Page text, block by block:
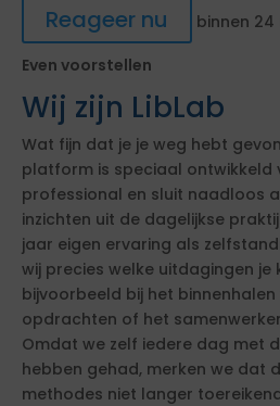
Reageer nu
binnen
Even voorstellen
Wij zijn LibLab
Wat fijn dat je je weg hebt
platform is speciaal ontwikkeld
professional en sluit naadloos
inzichten uit de dagelijkse
jaar eigen ervaring als
wij precies welke uitdagingen je
bijvoorbeeld bij het binnenhalen
opdrachten of het
Omdat we zelf iedere dag met
hebben gehad, merken we dat
methodes niet langer